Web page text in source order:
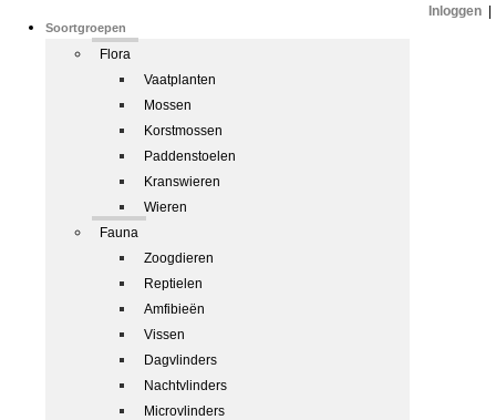
Soortgroepen
Flora
Vaatplanten
Mossen
Korstmossen
Paddenstoelen
Kranswieren
Wieren
Fauna
Zoogdieren
Reptielen
Amfibieën
Vissen
Dagvlinders
Nachtvlinders
Microvlinders
Inloggen